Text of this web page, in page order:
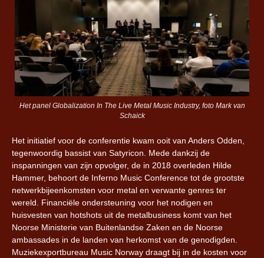
Het panel Globalization In The Live Metal Music Industry, foto Mark van
Schaick
Het initiatief voor de conferentie kwam ooit van Anders Odden,
tegenwoordig bassist van Satyricon. Mede dankzij de
inspanningen van zijn opvolger, de in 2018 overleden Hilde
Hammer, behoort de Inferno Music Conference tot de grootste
netwerkbijeenkomsten voor metal en verwante genres ter
wereld. Financiële ondersteuning voor het nodigen en
huisvesten van hotshots uit de metalbusiness komt van het
Noorse Ministerie van Buitenlandse Zaken en de Noorse
ambassades in de landen van herkomst van de genodigden.
Muziekexportbureau Music Norway draagt bij in de kosten voor